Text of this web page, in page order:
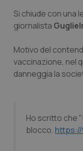
Si chiude con una
giornalista
Motivo del
vaccinazione, nel
danneggia la
Ho scritto che
blocco.